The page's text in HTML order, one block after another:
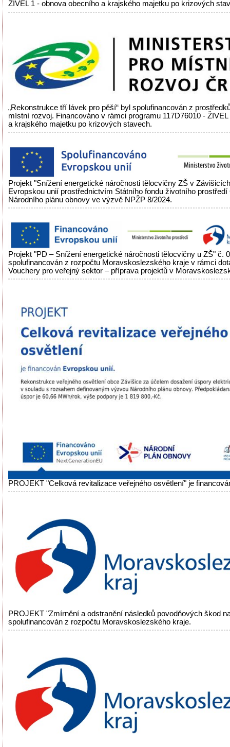
ŽIVEL 1 - obnova obecního a krajského majetku po krizových
„Rekonstrukce tří lávek pro pěší“ byl spolufinancován z
místní rozvoj. Financováno v rámci programu 117D76010 -
a krajského majetku po krizových stavech.
Projekt "Snížení energetické náročnosti tělocvičny ZŠ v
Evropskou unií prostřednictvím Státního fondu životního
Národního plánu obnovy ve výzvě NPŽP 8/2024.
Projekt "PD – Snížení energetické náročnosti tělocvičny u ZŠ" č.
spolufinancován z rozpočtu Moravskoslezského kraje v rámci
Vouchery pro veřejný sektor – příprava projektů v
PROJEKT "Celková revitalizace veřejného osvětlení" je
PROJEKT "Zmírnění a odstranění následků povodňových škod
spolufinancován z rozpočtu Moravskoslezského kraje.